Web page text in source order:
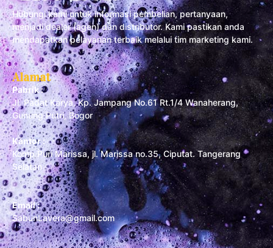
Hubungi kami untuk informasi pembelian, pertanyaan,
menjadi dealer (agen) dan distributor. Kami pastikan anda
mendapatkan pelayanan terbaik melalui tim marketing kami.
Alamat
Pabrik :
Jl. Padat Karya, Kp. Jampang No.61 Rt.1/4 Wanaherang,
Gunung Putri, Bogor
Kantor :
Komp Puri Marissa, jl. Marissa no.35, Ciputat. Tangerang
Selatan
Email :
SabunLavera@gmail.com